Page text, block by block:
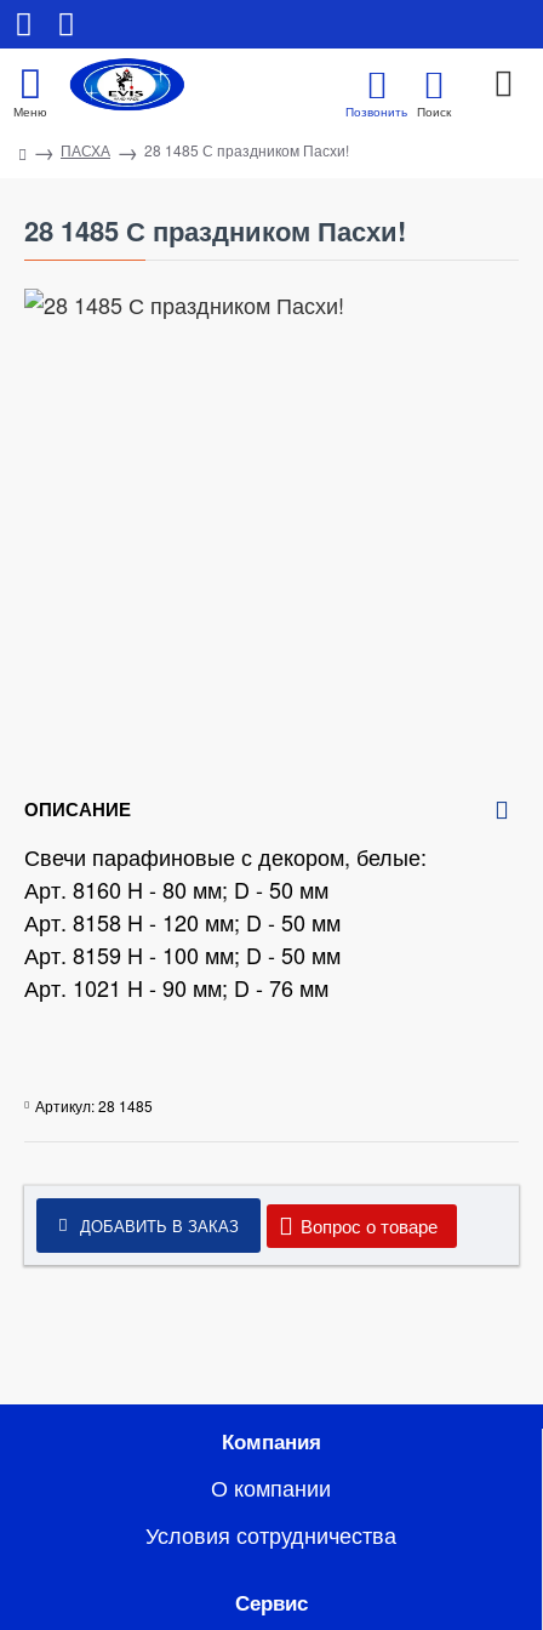
ПАСХА 28 1485 С праздником Пасхи!
28 1485 С праздником Пасхи!
ОПИСАНИЕ
Свечи парафиновые с декором, белые:
Арт. 8160 H - 80 мм; D - 50 мм
Арт. 8158 H - 120 мм; D - 50 мм
Арт. 8159 H - 100 мм; D - 50 мм
Арт. 1021 H - 90 мм; D - 76 мм
Артикул:28 1485
ДОБАВИТЬ В ЗАКАЗ Вопрос о товаре
Компания
О компании
Условия сотрудничества
Сервис